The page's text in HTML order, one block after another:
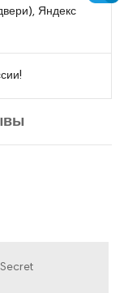
Яндекс